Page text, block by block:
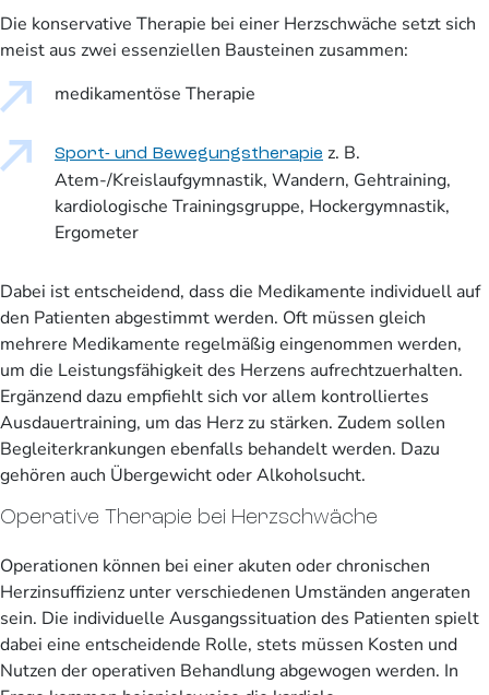
Die konservative Therapie bei einer Herzschwäche setzt sich
meist aus zwei essenziellen Bausteinen zusammen:
medikamentöse Therapie
Sport- und Bewegungstherapie z. B.
Atem-/Kreislaufgymnastik, Wandern, Gehtraining,
kardiologische Trainingsgruppe, Hockergymnastik,
Ergometer
Dabei ist entscheidend, dass die Medikamente individuell auf
den Patienten abgestimmt werden. Oft müssen gleich
mehrere Medikamente regelmäßig eingenommen werden,
um die Leistungsfähigkeit des Herzens aufrechtzuerhalten.
Ergänzend dazu empfiehlt sich vor allem kontrolliertes
Ausdauertraining, um das Herz zu stärken. Zudem sollen
Begleiterkrankungen ebenfalls behandelt werden. Dazu
gehören auch Übergewicht oder Alkoholsucht.
Operative Therapie bei Herzschwäche
Operationen können bei einer akuten oder chronischen
Herzinsuffizienz unter verschiedenen Umständen angeraten
sein. Die individuelle Ausgangssituation des Patienten spielt
dabei eine entscheidende Rolle, stets müssen Kosten und
Nutzen der operativen Behandlung abgewogen werden. In